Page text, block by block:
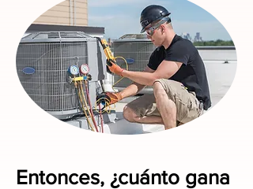
Entonces, ¿cuánto gana